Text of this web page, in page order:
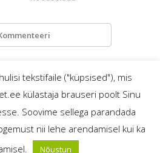
© tennisnet.ee
tekstifaile ("küpsised"), mis
külastaja brauseri poolt Sinu
Soovime sellega parandada
nii lehe arendamisel kui ka
Nõustun